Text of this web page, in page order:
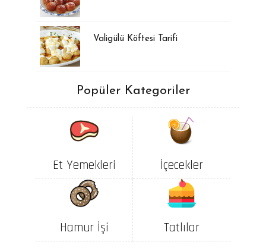
Valigülü Köftesi Tarifi
Popüler Kategoriler
Et Yemekleri İçecekler
Hamur İşi Tatlılar